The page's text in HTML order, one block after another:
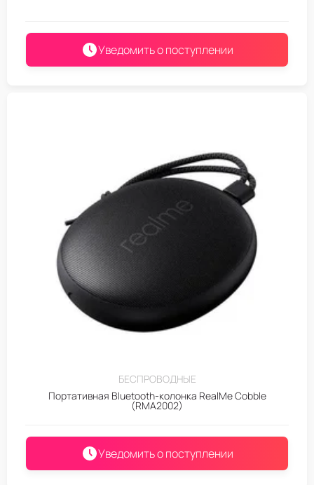
Уведомить о поступлении
БЕСПРОВОДНЫЕ
Портативная Bluetooth-колонка RealMe Cobble
(RMA2002)
Уведомить о поступлении